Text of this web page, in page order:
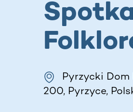
Pyrzycki Dom
200, Pyrzyce,